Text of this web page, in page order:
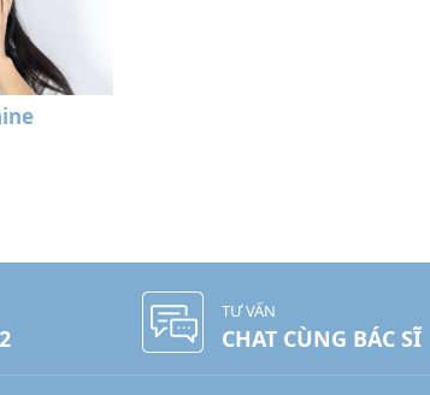
TƯ VẤN
CHAT CÙNG BÁC SĨ